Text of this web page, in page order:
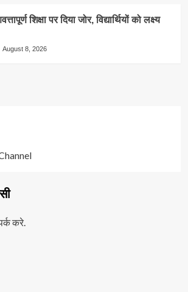
शिक्षा पर दिया जोर, विद्यार्थियों को लक्ष्य
August 8, 2026
करे.